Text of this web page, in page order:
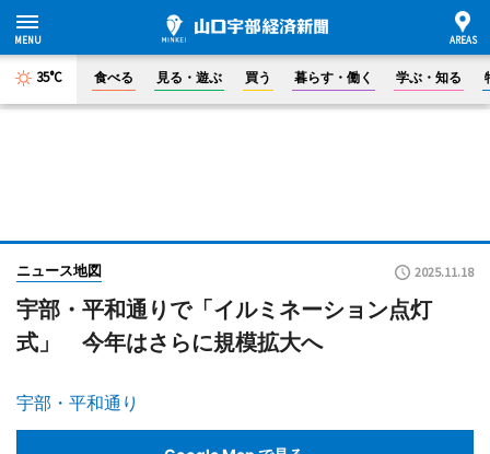
35°C 食べる 見る・遊ぶ 買う 暮らす・働く 学ぶ・知る
ニュース地図 2025.11.18
宇部・平和通りで「イルミネーション点灯
式」 今年はさらに規模拡大へ
宇部・平和通り